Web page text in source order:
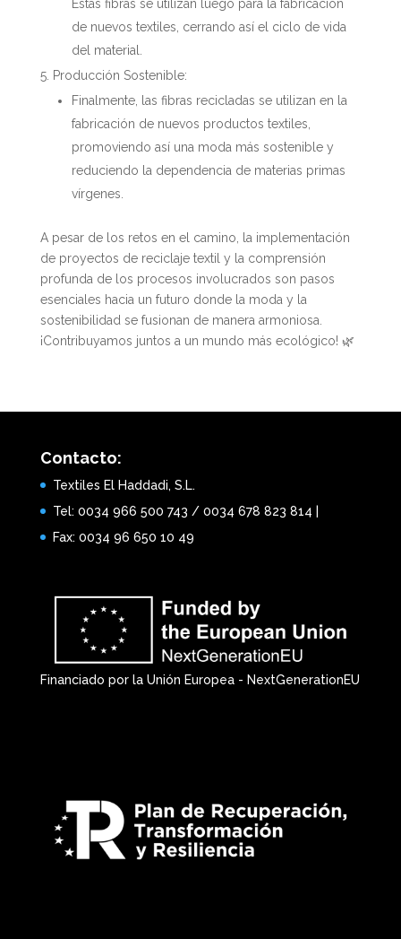
Estas fibras se utilizan luego para la fabricación
de nuevos textiles, cerrando así el ciclo de vida
del material.
Producción Sostenible:
Finalmente, las fibras recicladas se utilizan en la
fabricación de nuevos productos textiles,
promoviendo así una moda más sostenible y
reduciendo la dependencia de materias primas
vírgenes.
A pesar de los retos en el camino, la implementación
de proyectos de reciclaje textil y la comprensión
profunda de los procesos involucrados son pasos
esenciales hacia un futuro donde la moda y la
sostenibilidad se fusionan de manera armoniosa.
¡Contribuyamos juntos a un mundo más ecológico! 🌿
Contacto:
Textiles El Haddadi, S.L.
Tel: 0034 966 500 743 / 0034 678 823 814 |
Fax: 0034 96 650 10 49
Financiado por la Unión Europea - NextGenerationEU